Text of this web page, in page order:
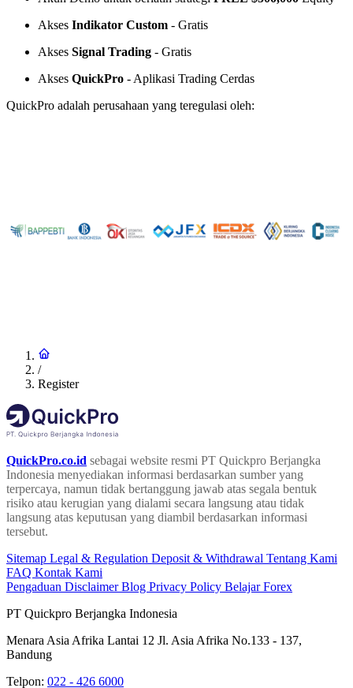
Akses Indikator Custom - Gratis
Akses Signal Trading - Gratis
Akses QuickPro - Aplikasi Trading Cerdas
QuickPro adalah perusahaan yang teregulasi oleh:
/
Register
QuickPro.co.id sebagai website resmi PT Quickpro Berjangka
Indonesia menyediakan informasi berdasarkan sumber yang
terpercaya, namun tidak bertanggung jawab atas segala bentuk
risiko atau kerugian yang dialami secara langsung atau tidak
langsung atas keputusan yang diambil berdasarkan informasi
tersebut.
Sitemap Legal & Regulation Deposit & Withdrawal Tentang Kami
FAQ Kontak Kami
Pengaduan DisclaimerBlog Privacy Policy Belajar Forex
PT Quickpro Berjangka Indonesia
Menara Asia Afrika Lantai 12 Jl. Asia Afrika No.133 - 137,
Bandung
Telpon: 022 - 426 6000